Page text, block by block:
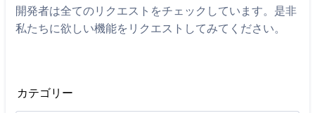
開発者は全てのリクエストをチェックしています。是非
私たちに欲しい機能をリクエストしてみてください。
カテゴリー